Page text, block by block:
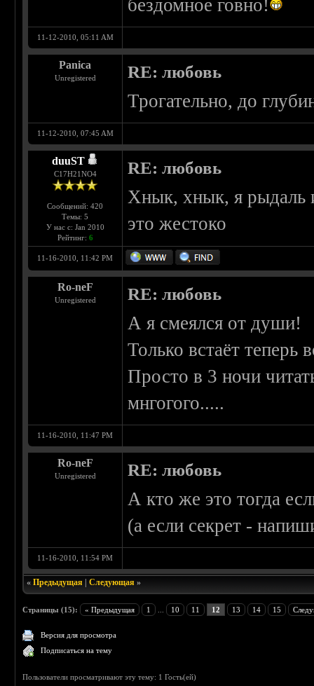
бездомное говно!
11-12-2010, 05:11 AM
Panica
Unregistered RE: любовь
Трогательно, до
11-12-2010, 07:45 AM
duuST
С17H21NO4
Сообщений: 420
Темы: 5
У нас с: Jan 2010
Рейтинг: 6
RE: любовь
Хнык, хнык, я рыдаль
это жестоко
11-16-2010, 11:42 PM
Ro-neF
Unregistered RE: любовь
А я смеялся от души!
Только встаёт теперь
Просто в 3 ночи
мнгогого.....
11-16-2010, 11:47 PM
Ro-neF
Unregistered RE: любовь
А кто же это тогда
(а если секрет -
11-16-2010, 11:54 PM
«Предыдущая |Следующая »
Страницы (15): « Предыдущая 1 10 11 12 13 14 15
Версия для просмотра
Подписаться на тему
Пользователи просматривают эту тему: 1 Гость(ей)